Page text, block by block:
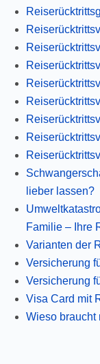
lieber lassen?
Familie – Ihre
Varianten der
Versicherung
Versicherung
Visa Card mit
Wieso braucht